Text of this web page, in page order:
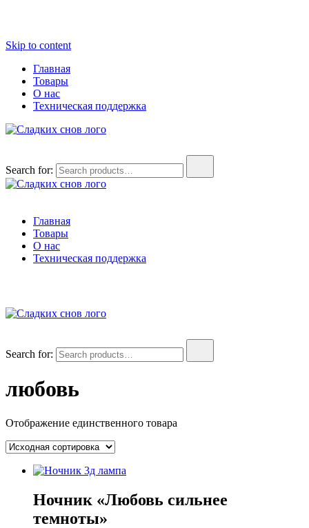
Skip to content
Главная
Товары
О нас
Техническая поддержка
Всё для сна: подушки, постельное бельё, электро-одеяла
Search for:
Главная
Товары
О нас
Техническая поддержка
Всё для сна: подушки, постельное бельё, электро-одеяла
Search for:
любовь
Отображение единственного товара
Ночник «Любовь сильнее
темноты»